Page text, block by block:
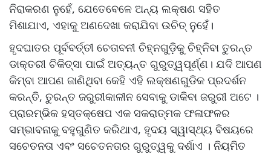
ନିରାକରଣ ନୁହେଁ, ଯେତେବେଳେ ଅନ୍ୟ ଲକ୍ଷଣ ସହିତ
ମିଶାଯାଏ, ଏହାକୁ ଅଣଦେଖା କରାଯିବା ଉଚିତ୍ ନୁହେଁ।
ହୃଦଘାତର ପୂର୍ବବର୍ତ୍ତୀ ଚେତାବନୀ ଚିହ୍ନଗୁଡ଼ିକୁ ଚିହ୍ନିବା ତୁରନ୍ତ
ଡାକ୍ତରୀ ଚିକିତ୍ସା ପାଇଁ ଅତ୍ୟନ୍ତ ଗୁରୁତ୍ୱପୂର୍ଣ୍ଣ। ଯଦି ଆପଣ
କିମ୍ବା ଆପଣ ଜାଣିଥିବା କେହି ଏହି ଲକ୍ଷଣଗୁଡିକ ପ୍ରଦର୍ଶନ
କରନ୍ତି, ତୁରନ୍ତ ଜରୁରୀକାଳୀନ ସେବାକୁ ଡାକିବା ଜରୁରୀ ଅଟେ ।
ପ୍ରାରମ୍ଭିକ ହସ୍ତକ୍ଷେପ ଏକ ସକରାତ୍ମକ ଫଳାଫଳର
ସମ୍ଭାବନାକୁ ବହୁଗୁଣିତ କରିଥାଏ, ହୃଦୟ ସ୍ୱାସ୍ଥ୍ୟ ବିଷୟରେ
ସଚେତନତା ଏବଂ ସଚେତନତାର ଗୁରୁତ୍ୱକୁ ଦର୍ଶାଏ । ନିୟମିତ